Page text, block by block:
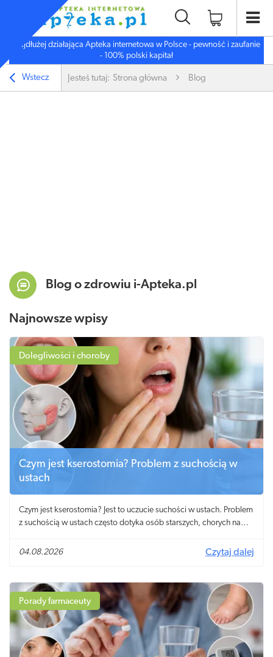
Najdłużej działająca Apteka internetowa w Polsce - pewność i zaufanie
- 100% polski kapitał
Wstecz Jesteś tutaj: Strona główna Blog
Blog o zdrowiu i-Apteka.pl
Najnowsze wpisy
Dolegliwości i choroby
Czym jest kserostomia? Problem z suchością w
ustach
Czym jest kserostomia? Jest to uczucie suchości w ustach. Problem
z suchością w ustach często dotyka osób starszych, chorych na
04.08.2026
Czytaj dalej
Porady farmaceuty